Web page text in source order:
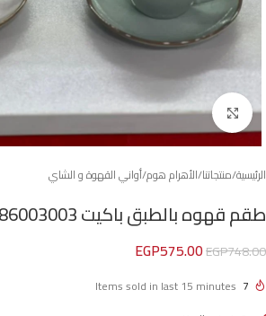
Click to enlarge
الرئيسية/منتجاتنا/الأهرام هوم/أواني القهوة و الشاي
طقم قهوه بالطبق باكيت T.S 86003003
EGP748.00
EGP575.00
7
Items sold in last 15 minutes